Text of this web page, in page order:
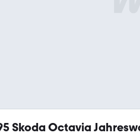
Skoda Octavia